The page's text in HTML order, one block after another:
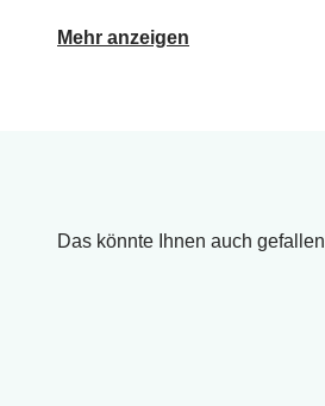
Mehr anzeigen
Das könnte Ihnen auch gefallen